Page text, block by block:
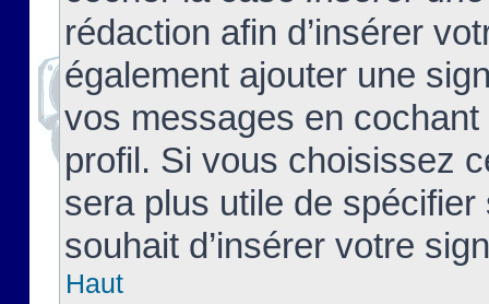
rédaction afin d’insérer
également ajouter une
vos messages en
profil. Si vous choisissez
sera plus utile de
souhait d’insérer votre
Haut